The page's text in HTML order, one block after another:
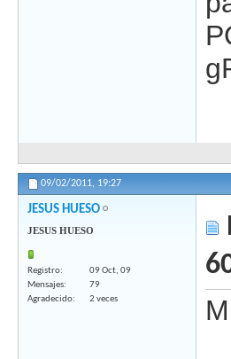
09/02/2011, 19:27
JESUS HUESO
JESUS HUESO
Registro
09 Oct, 09
Mensajes
79
Agradecido
2 veces